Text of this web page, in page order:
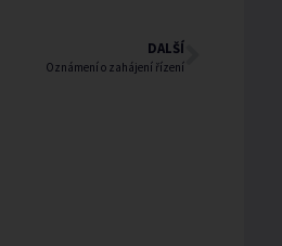
DALŠÍ
Oznámení o zahájení řízení